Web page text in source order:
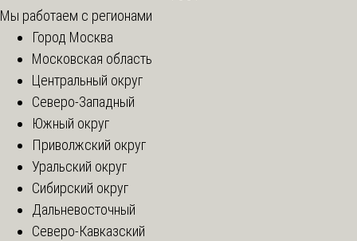
Мы работаем с регионами
Город Москва
Московская область
Центральный округ
Северо-Западный
Южный округ
Приволжский округ
Уральский округ
Сибирский округ
Дальневосточный
Северо-Кавказский